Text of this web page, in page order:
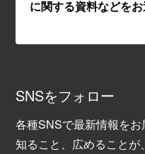
に関する資料などをお
SNSをフォロー
各種SNSで最新情報をお
知ること、広めることが